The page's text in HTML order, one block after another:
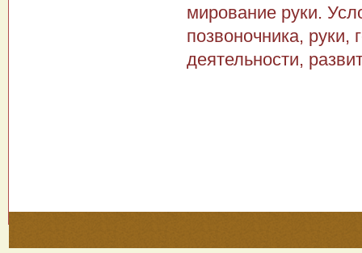
мирование руки.
позвоночника,
деятельности,